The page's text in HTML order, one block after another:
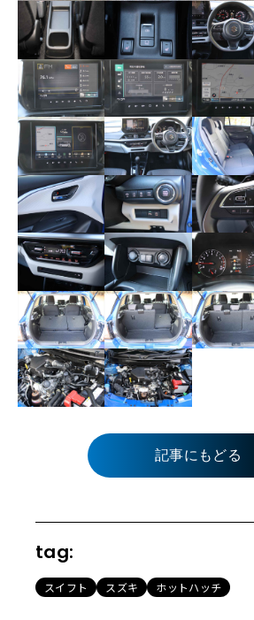
記事にもどる
tag:
スイフト スズキ ホットハッチ